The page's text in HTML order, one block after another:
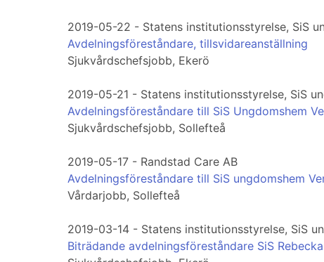
2019-05-22 - Statens institutionsstyrelse, SiS
Avdelningsföreståndare, tillsvidareanställning
Sjukvårdschefsjobb, Ekerö
2019-05-21 - Statens institutionsstyrelse, SiS
Avdelningsföreståndare till SiS Ungdomshem
Sjukvårdschefsjobb, Sollefteå
2019-05-17 - Randstad Care AB
Avdelningsföreståndare till SiS ungdomshem
Vårdarjobb, Sollefteå
2019-03-14 - Statens institutionsstyrelse, SiS
Biträdande avdelningsföreståndare SiS